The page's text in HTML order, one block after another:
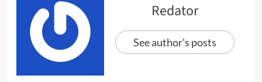
Redator
See author's posts